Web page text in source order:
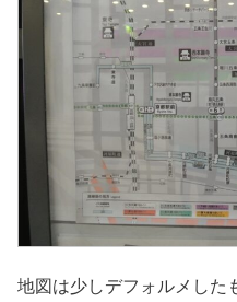
地図は少しデフォルメした